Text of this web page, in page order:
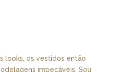
looks, os vestidos então
impecáveis. Sou